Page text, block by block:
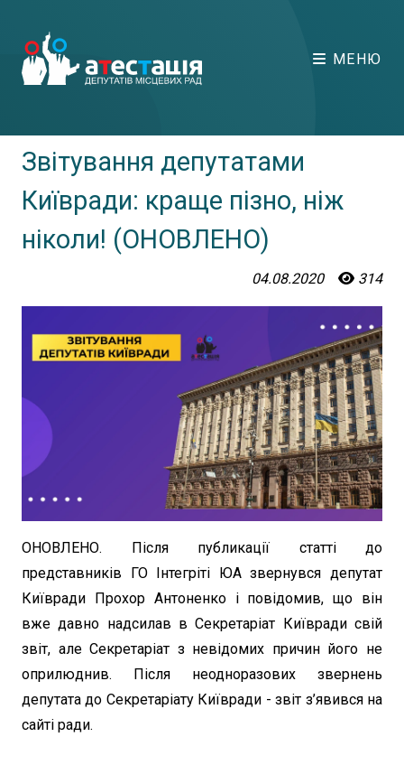
МЕНЮ
Звітування депутатами
Київради: краще пізно, ніж
ніколи! (ОНОВЛЕНО)
04.08.2020 314
ОНОВЛЕНО. Після публикації статті до
представників ГО Інтегріті ЮА звернувся депутат
Київради Прохор Антоненко і повідомив, що він
вже давно надсилав в Секретаріат Київради свій
звіт, але Секретаріат з невідомих причин його не
оприлюднив. Після неодноразових звернень
депутата до Секретаріату Київради - звіт з’явився на
сайті ради.